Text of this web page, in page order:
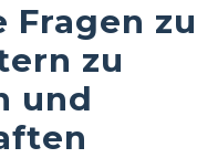
zu
zu
und